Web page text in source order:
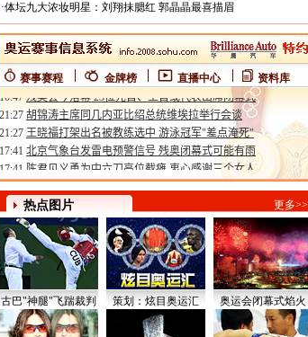
·体坛九大浓妆明星：刘翔抹腮红 郭晶晶最喜描眉
赛事赛程 金牌榜 直播中心 资料库
热点图片 更多>>
古巴"神腿"飞踹裁判 策划：炫目奥运汇 奥运会闭幕式焰火